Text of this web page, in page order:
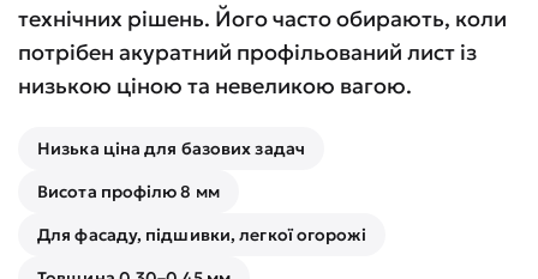
технічних рішень. Його часто обирають, коли
потрібен акуратний профільований лист із
низькою ціною та невеликою вагою.
Низька ціна для базових задач
Висота профілю 8 мм
Для фасаду, підшивки, легкої огорожі